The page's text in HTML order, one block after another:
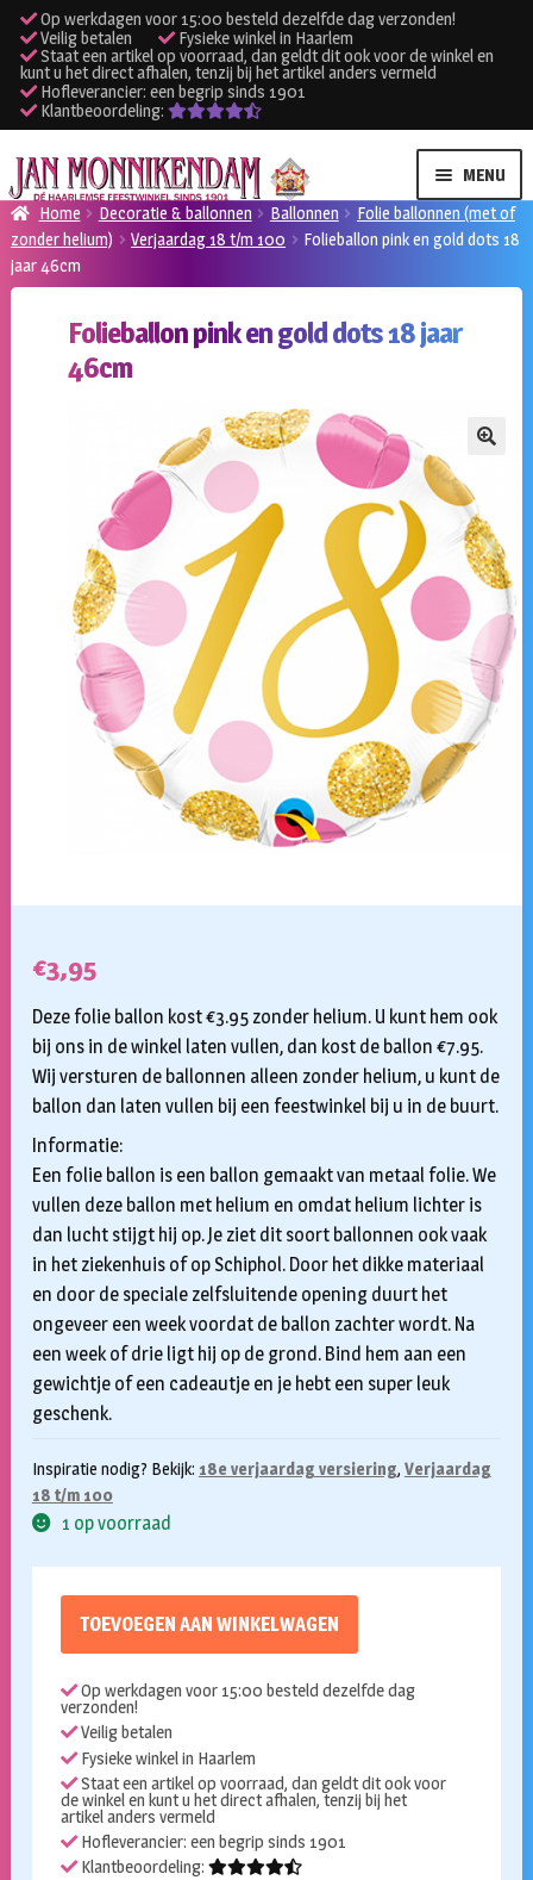
Op werkdagen voor 15:00 besteld dezelfde dag verzonden!
Veilig betalen
Fysieke winkel in Haarlem
Staat een artikel op voorraad, dan geldt dit ook voor de winkel en
kunt u het direct afhalen, tenzij bij het artikel anders vermeld
Hofleverancier: een begrip sinds 1901
Klantbeoordeling:
Ga
door
naar
navigatie
Ga
naar
de
inhoud
MENU
Verhuur kleding
Verhuur apparatuur
Onze winkel
Klantenservice
Inloggen
Home Decoratie & ballonnen Ballonnen
Folie ballonnen (met of
zonder helium)
Verjaardag 18 t/m 100
Folieballon pink en gold dots 18
jaar 46cm
Folieballon pink en gold dots 18 jaar
46cm
€3,95
Deze folie ballon kost €3.95 zonder helium. U kunt hem ook
bij ons in de winkel laten vullen, dan kost de ballon €7.95.
Wij versturen de ballonnen alleen zonder helium, u kunt de
ballon dan laten vullen bij een feestwinkel bij u in de buurt.
Informatie:
Een folie ballon is een ballon gemaakt van metaal folie. We
vullen deze ballon met helium en omdat helium lichter is
dan lucht stijgt hij op. Je ziet dit soort ballonnen ook vaak
in het ziekenhuis of op Schiphol. Door het dikke materiaal
en door de speciale zelfsluitende opening duurt het
ongeveer een week voordat de ballon zachter wordt. Na
een week of drie ligt hij op de grond. Bind hem aan een
gewichtje of een cadeautje en je hebt een super leuk
geschenk.
Inspiratie nodig? Bekijk: 18e verjaardag versiering, Verjaardag
18 t/m 100
1 op voorraad
TOEVOEGEN AAN WINKELWAGEN
Op werkdagen voor 15:00 besteld dezelfde dag
verzonden!
Veilig betalen
Fysieke winkel in Haarlem
Staat een artikel op voorraad, dan geldt dit ook voor
de winkel en kunt u het direct afhalen, tenzij bij het
artikel anders vermeld
Hofleverancier: een begrip sinds 1901
Klantbeoordeling: